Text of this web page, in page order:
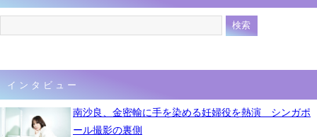
インタビュー
南沙良、金密輸に手を染める妊婦役を熱演 シンガポ
ール撮影の裏側